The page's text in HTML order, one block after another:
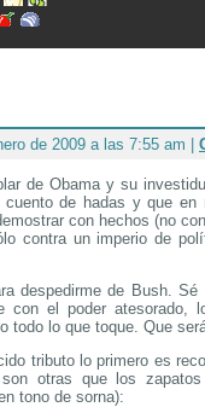
de 2009 a las 7:55 am |
de Obama y su
de hadas y que en
con hechos (no
contra un imperio de
despedirme de Bush. Sé
con el poder atesorado,
todo lo que toque. Que
tributo lo primero es
otras que los
tono de sorna):